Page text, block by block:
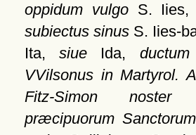
oppidum vulgoS. Iies,
subiectus sinus S. Iies-
Ita,siue Ida,
VVilsonus in Martyrol.
Fitz-Simon
præcipuorum